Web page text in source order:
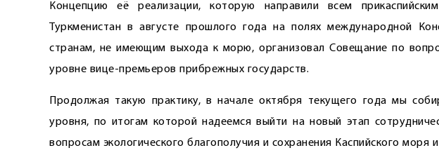
Концепцию её реализации, которую направили всем
Туркменистан в августе прошлого года на полях международной
странам, не имеющим выхода к морю, организовал Совещание по
уровне вице-премьеров прибрежных государств.
Продолжая такую практику, в начале октября текущего года мы
уровня, по итогам которой надеемся выйти на новый этап
вопросам экологического благополучия и сохранения Каспийского моря